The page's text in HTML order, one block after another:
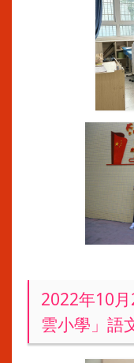
2022年10
雲小學」語